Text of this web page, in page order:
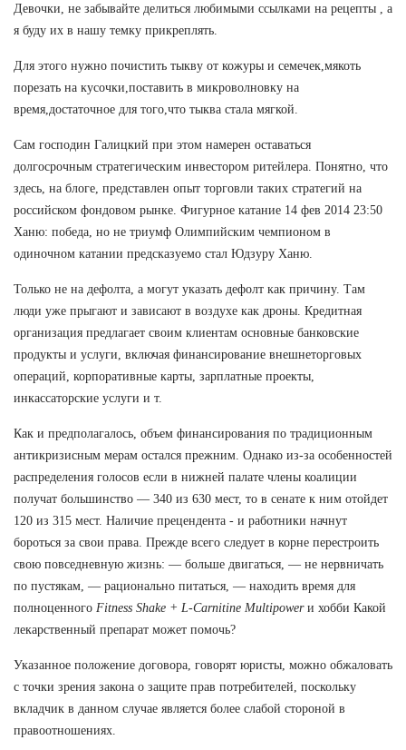
Девочки, не забывайте делиться любимыми ссылками на рецепты , а
я буду их в нашу темку прикреплять.
Для этого нужно почистить тыкву от кожуры и семечек,мякоть
порезать на кусочки,поставить в микроволновку на
время,достаточное для того,что тыква стала мягкой.
Сам господин Галицкий при этом намерен оставаться
долгосрочным стратегическим инвестором ритейлера. Понятно, что
здесь, на блоге, представлен опыт торговли таких стратегий на
российском фондовом рынке. Фигурное катание 14 фев 2014 23:50
Ханю: победа, но не триумф Олимпийским чемпионом в
одиночном катании предсказуемо стал Юдзуру Ханю.
Только не на дефолта, а могут указать дефолт как причину. Там
люди уже прыгают и зависают в воздухе как дроны. Кредитная
организация предлагает своим клиентам основные банковские
продукты и услуги, включая финансирование внешнеторговых
операций, корпоративные карты, зарплатные проекты,
инкассаторские услуги и т.
Как и предполагалось, объем финансирования по традиционным
антикризисным мерам остался прежним. Однако из-за особенностей
распределения голосов если в нижней палате члены коалиции
получат большинство — 340 из 630 мест, то в сенате к ним отойдет
120 из 315 мест. Наличие прецендента - и работники начнут
бороться за свои права. Прежде всего следует в корне перестроить
свою повседневную жизнь: — больше двигаться, — не нервничать
по пустякам, — рационально питаться, — находить время для
полноценного Fitness Shake + L-Carnitine Multipowerи хобби Какой
лекарственный препарат может помочь?
Указанное положение договора, говорят юристы, можно обжаловать
с точки зрения закона о защите прав потребителей, поскольку
вкладчик в данном случае является более слабой стороной в
правоотношениях.